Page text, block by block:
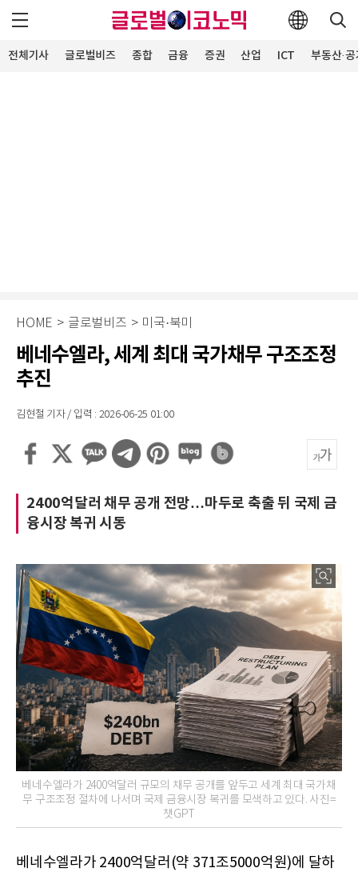
전체기사 글로벌비즈 종합 금융 증권 산업 ICT 부동산·
HOME > 글로벌비즈 > 미국·북미
베네수엘라, 세계 최대 국가채무 구조조정
추진
김현철 기자 / 입력 : 2026-06-25 01:00
2400억달러 채무 공개 전망…마두로 축출 뒤 국제 금
융시장 복귀 시동
베네수엘라가 2400억달러 규모의 채무 공개를 앞두고 세계 최대 국가채
무 구조조정 절차에 나서며 국제 금융시장 복귀를 모색하고 있다. 사진=
챗GPT
베네수엘라가 2400억달러(약 371조5000억원)에 달하